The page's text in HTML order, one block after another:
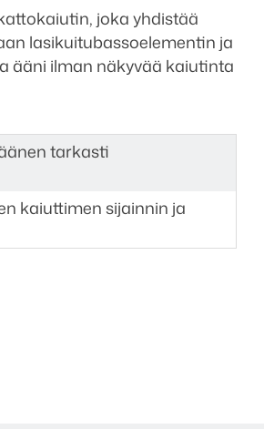
joka yhdistää
lasikuitubassoelementin ja
ääni ilman näkyvää kaiutinta
tarkasti
kaiuttimen sijainnin ja